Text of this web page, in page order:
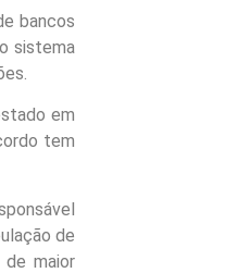
bancos
sistema
em
tem
de
maior